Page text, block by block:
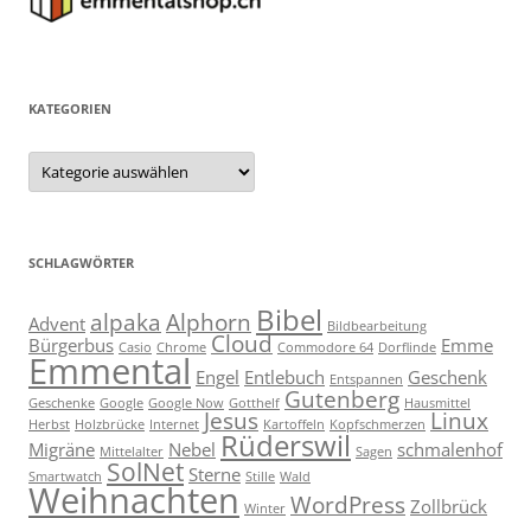
KATEGORIEN
Kategorien
SCHLAGWÖRTER
Advent alpaka Alphorn Bibel Bildbearbeitung
Bürgerbus Casio Chrome Cloud Commodore 64 Dorflinde Emme
Emmental Engel Entlebuch Entspannen Geschenk
Geschenke Google Google Now Gotthelf Gutenberg Hausmittel
Herbst Holzbrücke Internet Jesus Kartoffeln Kopfschmerzen Linux
Migräne Mittelalter Nebel Rüderswil Sagen schmalenhof
Smartwatch SolNet Sterne Stille Wald
Weihnachten Winter WordPress Zollbrück